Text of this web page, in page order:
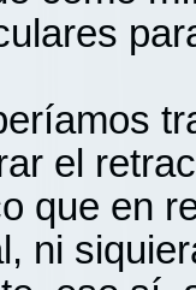
el
que en
ni